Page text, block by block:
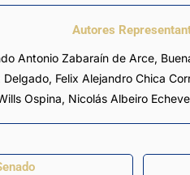
Autores
Antonio Zabaraín de Arce,
Delgado, Felix Alejandro Chica
Ospina, Nicolás Albeiro